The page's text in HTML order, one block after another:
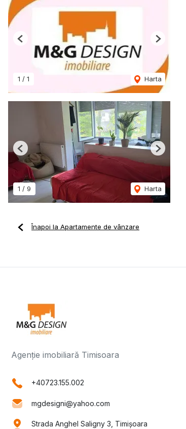
1 / 1 Harta
Previous Next
1 / 9 Harta
Previous Next
Înapoi la Apartamente de vânzare
Agenție imobiliară Timisoara
+40723.155.002
mgdesigni@yahoo.com
Strada Anghel Saligny 3, Timișoara